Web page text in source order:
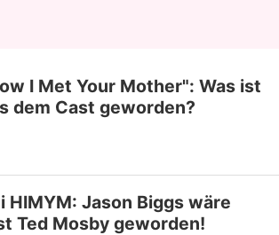
I Met Your Mother": Was ist
dem Cast geworden?
HIMYM: Jason Biggs wäre
Ted Mosby geworden!